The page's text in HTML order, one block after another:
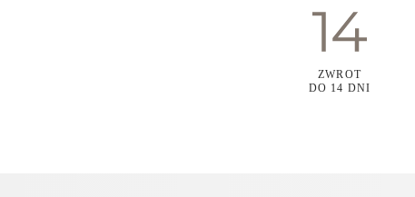
ZWROT
DO 14 DNI